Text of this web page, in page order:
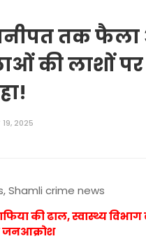
तक फैला
की लाशों
19, 2025
Shamli crime news
की ढाल, स्वास्थ्य
जनआक्रोश